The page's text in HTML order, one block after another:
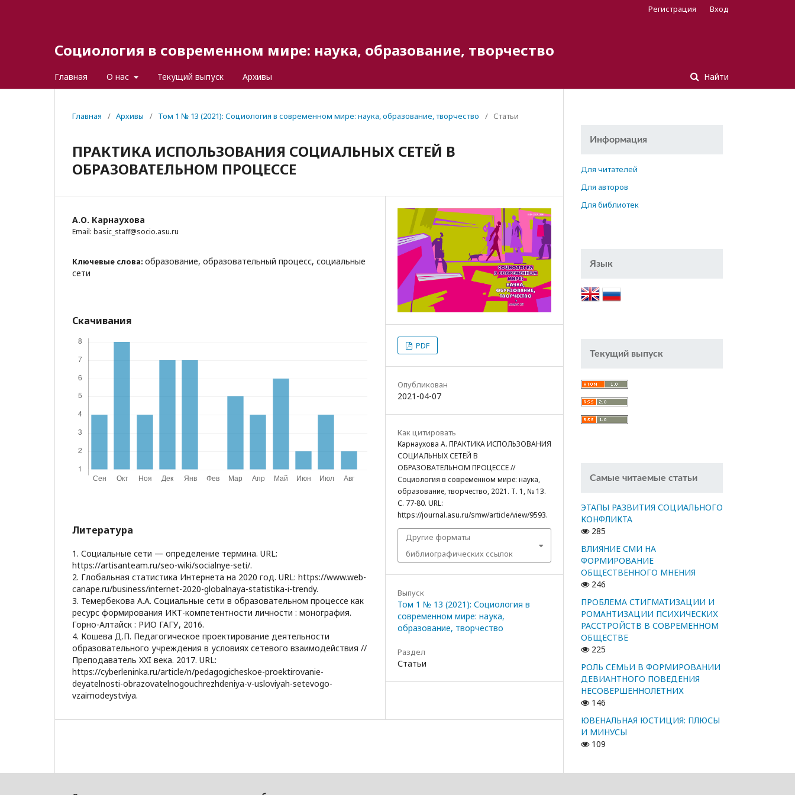
Социология в современном мире: наука, образование, творчество
Главная О нас Текущий выпуск Архивы Найти
Регистрация Вход
Главная / Архивы / Том 1 № 13 (2021): Социология в современном мире: наука, образование, творчество / Статьи
ПРАКТИКА ИСПОЛЬЗОВАНИЯ СОЦИАЛЬНЫХ СЕТЕЙ В
ОБРАЗОВАТЕЛЬНОМ ПРОЦЕССЕ
А.О. Карнаухова
Email: basic_staff@socio.asu.ru
Ключевые слова: образование, образовательный процесс, социальные
сети
Скачивания
Литература
1. Социальные сети — определение термина. URL:
https://artisanteam.ru/seo-wiki/socialnye-seti/.
2. Глобальная статистика Интернета на 2020 год. URL: https://www.web-
canape.ru/business/internet-2020-globalnaya-statistika-i-trendy.
3. Темербекова А.А. Социальные сети в образовательном процессе как
ресурс формирования ИКТ-компетентности личности : монография.
Горно-Алтайск : РИО ГАГУ, 2016.
4. Кошева Д.П. Педагогическое проектирование деятельности
образовательного учреждения в условиях сетевого взаимодействия //
Преподаватель XXI века. 2017. URL:
https://cyberleninka.ru/article/n/pedagogicheskoe-proektirovanie-
deyatelnosti-obrazovatelnogouchrezhdeniya-v-usloviyah-setevogo-
vzaimodeystviya.
PDF
Опубликован
2021-04-07
Как цитировать
Карнаухова А. ПРАКТИКА ИСПОЛЬЗОВАНИЯ
СОЦИАЛЬНЫХ СЕТЕЙ В
ОБРАЗОВАТЕЛЬНОМ ПРОЦЕССЕ //
Социология в современном мире: наука,
образование, творчество, 2021. Т. 1, № 13.
С. 77-80. URL:
https://journal.asu.ru/smw/article/view/9593.
Другие форматы
библиографических ссылок
Выпуск
Том 1 № 13 (2021): Социология в
современном мире: наука,
образование, творчество
Раздел
Статьи
Информация
Для читателей
Для авторов
Для библиотек
Язык
Текущий выпуск
Самые читаемые статьи
ЭТАПЫ РАЗВИТИЯ СОЦИАЛЬНОГО
КОНФЛИКТА
285
ВЛИЯНИЕ СМИ НА
ФОРМИРОВАНИЕ
ОБЩЕСТВЕННОГО МНЕНИЯ
246
ПРОБЛЕМА СТИГМАТИЗАЦИИ И
РОМАНТИЗАЦИИ ПСИХИЧЕСКИХ
РАССТРОЙСТВ В СОВРЕМЕННОМ
ОБЩЕСТВЕ
225
РОЛЬ СЕМЬИ В ФОРМИРОВАНИИ
ДЕВИАНТНОГО ПОВЕДЕНИЯ
НЕСОВЕРШЕННОЛЕТНИХ
146
ЮВЕНАЛЬНАЯ ЮСТИЦИЯ: ПЛЮСЫ
И МИНУСЫ
109